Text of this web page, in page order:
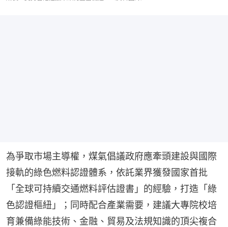
為爭取市場主導權，煤氣倡議政府應牽頭建設與國際
接軌的綠色燃料認證體系，依託業界獲發國家首批
「全球可持續交通燃料評估證書」的經驗，打造「綠
色認證樞紐」；同時配合產業需要，建議大專院校培
育兼備綠能技術、金融、貿易及法規知識的頂尖複合